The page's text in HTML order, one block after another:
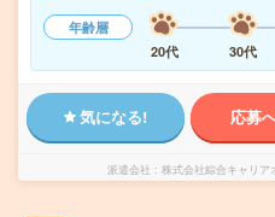
年齢層
20代
30代
気になる! 応募
派遣会社 株式会社綜合キャリ